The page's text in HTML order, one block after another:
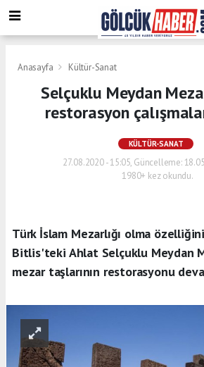
Anasayfa Kültür-Sanat
Selçuklu Meydan
restorasyon
KÜLTÜR-SANAT
27.08.2020 - 15:05, Güncelleme:
1980+ kez okundu.
Türk İslam Mezarlığı olma
Bitlis'teki Ahlat Selçuklu Meydan
mezar taşlarının restorasyonu